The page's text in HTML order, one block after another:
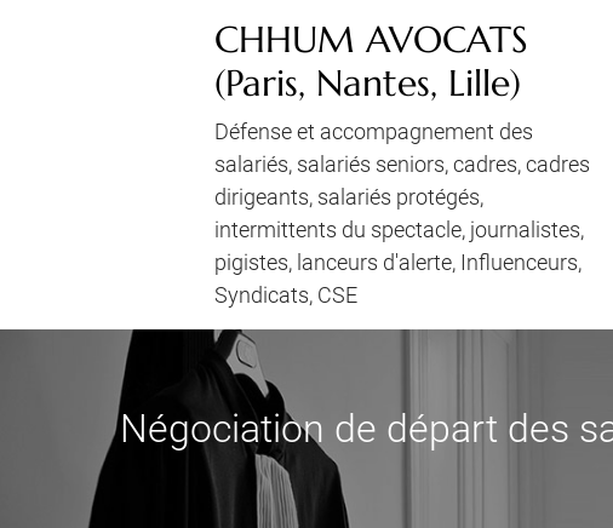
CHHUM AVOCATS
(Paris, Nantes, Lille)
Défense et accompagnement des
salariés, salariés seniors, cadres, cadres
dirigeants, salariés protégés,
intermittents du spectacle, journalistes,
pigistes, lanceurs d'alerte, Influenceurs,
Syndicats, CSE
Négociation de départ des